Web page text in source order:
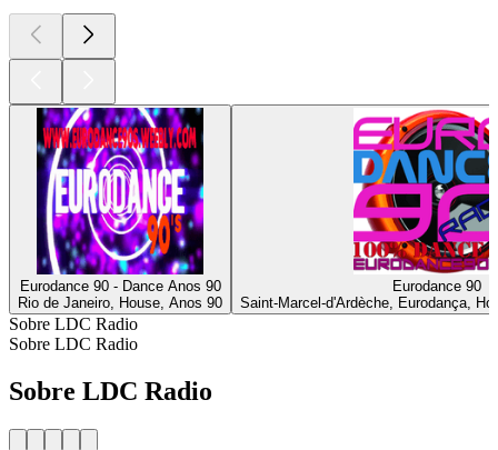
Eurodance 90 - Dance Anos 90
Rio de Janeiro, House, Anos 90
Eurodance 90
Saint-Marcel-d'Ardèche, Eurodança,
Sobre LDC Radio
Sobre LDC Radio
Sobre LDC Radio